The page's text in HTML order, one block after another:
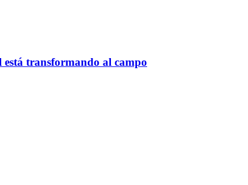
transformando al campo